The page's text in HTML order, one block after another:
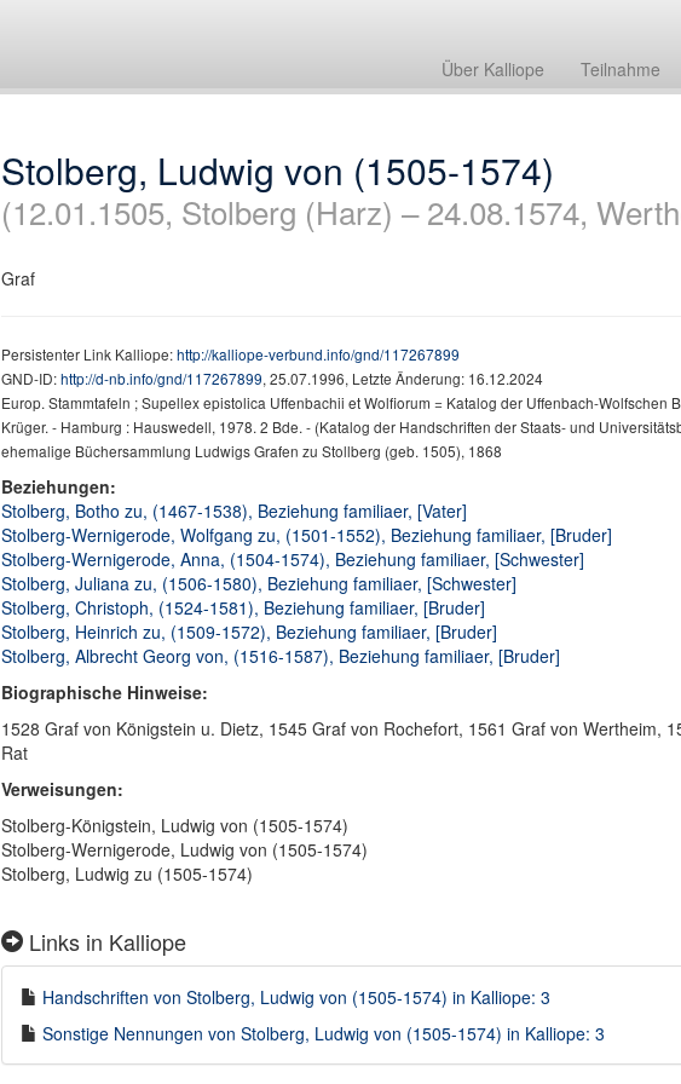
Über Kalliope Teilnahme
Stolberg, Ludwig von (1505-1574)
(12.01.1505, Stolberg (Harz) – 24.08.1574,
Graf
Persistenter Link Kalliope:http://kalliope-verbund.info/gnd/117267899
GND-ID:http://d-nb.info/gnd/117267899, 25.07.1996, Letzte Änderung: 16.12.2024
Europ. Stammtafeln ; Supellex epistolica Uffenbachii et Wolfiorum = Katalog der Uffenbach-Wolfschen
Krüger. - Hamburg : Hauswedell, 1978. 2 Bde. - (Katalog der Handschriften der Staats- und
ehemalige Büchersammlung Ludwigs Grafen zu Stollberg (geb. 1505), 1868
Beziehungen:
Stolberg, Botho zu, (1467-1538), Beziehung familiaer, [Vater]
Stolberg-Wernigerode, Wolfgang zu, (1501-1552), Beziehung familiaer, [Bruder]
Stolberg-Wernigerode, Anna, (1504-1574), Beziehung familiaer, [Schwester]
Stolberg, Juliana zu, (1506-1580), Beziehung familiaer, [Schwester]
Stolberg, Christoph, (1524-1581), Beziehung familiaer, [Bruder]
Stolberg, Heinrich zu, (1509-1572), Beziehung familiaer, [Bruder]
Stolberg, Albrecht Georg von, (1516-1587), Beziehung familiaer, [Bruder]
Biographische Hinweise:
1528 Graf von Königstein u. Dietz, 1545 Graf von Rochefort, 1561 Graf von Wertheim,
Rat
Verweisungen:
Stolberg-Königstein, Ludwig von (1505-1574)
Stolberg-Wernigerode, Ludwig von (1505-1574)
Stolberg, Ludwig zu (1505-1574)
Links in Kalliope
Handschriften von Stolberg, Ludwig von (1505-1574) in Kalliope: 3
Sonstige Nennungen von Stolberg, Ludwig von (1505-1574) in Kalliope: 3